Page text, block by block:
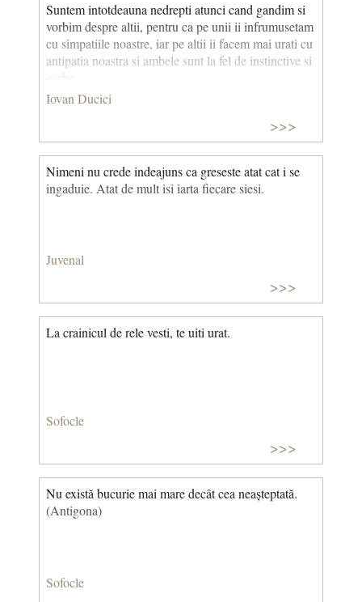
Suntem intotdeauna nedrepti atunci cand gandim si
vorbim despre altii, pentru ca pe unii ii infrumusetam
cu simpatiile noastre, iar pe altii ii facem mai urati cu
antipatia noastra si ambele sunt la fel de instinctive si
oarbe.
Iovan Ducici
>>>
Nimeni nu crede indeajuns ca greseste atat cat i se
ingaduie. Atat de mult isi iarta fiecare siesi.
Juvenal
>>>
La crainicul de rele vesti, te uiti urat.
Sofocle
>>>
Nu există bucurie mai mare decât cea neașteptată.
(Antigona)
Sofocle